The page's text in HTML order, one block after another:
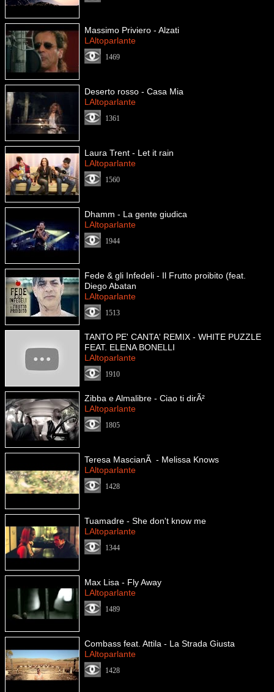
Massimo Priviero - Alzati
LAltoparlante
1469
Deserto rosso - Casa Mia
LAltoparlante
1361
Laura Trent - Let it rain
LAltoparlante
1560
Dhamm - La gente giudica
LAltoparlante
1944
Fede & gli Infedeli - Il Frutto proibito (feat.
Diego Abatan
LAltoparlante
1513
TANTO PE' CANTA' REMIX - WHITE PUZZLE
FEAT. ELENA BONELLI
LAltoparlante
1910
Zibba e Almalibre - Ciao ti dirÃ²
LAltoparlante
1805
Teresa MascianÃ - Melissa Knows
LAltoparlante
1428
Tuamadre - She don't know me
LAltoparlante
1344
Max Lisa - Fly Away
LAltoparlante
1489
Combass feat. Attila - La Strada Giusta
LAltoparlante
1428